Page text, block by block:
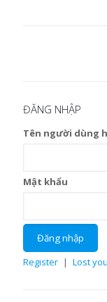
ĐĂNG NHẬP
Tên người dùng
Mật khẩu
Register | Lost